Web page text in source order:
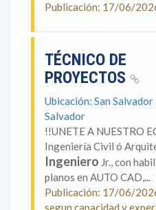
Publicación: 17/06/
TÉCNICO DE
PROYECTOS
Ubicación: San
Salvador
!!UNETE A NUESTRO
Ingeniería Civil ó
Ingeniero Jr., con
planos en AUTO CAD,...
Publicación: 17/06/
segun capacidad y